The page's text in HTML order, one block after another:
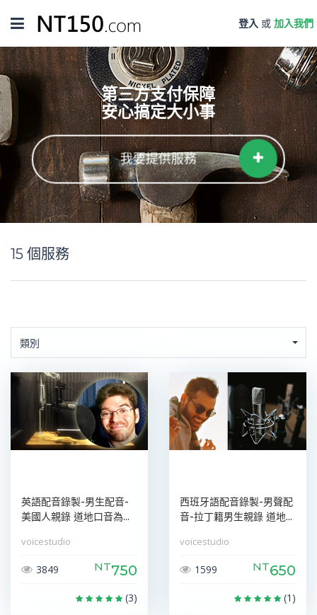
Toggle
navigation
登入 或 加入我們
第三方支付保障
安心搞定大小事
我要提供服務
15 個服務
類別
英語配音錄製-男生配音-
美國人親錄 道地口音為...
voicestudio
3849 NT750
(3)
西班牙語配音錄製-男聲配
音-拉丁籍男生親錄 道地...
voicestudio
1599 NT650
(1)